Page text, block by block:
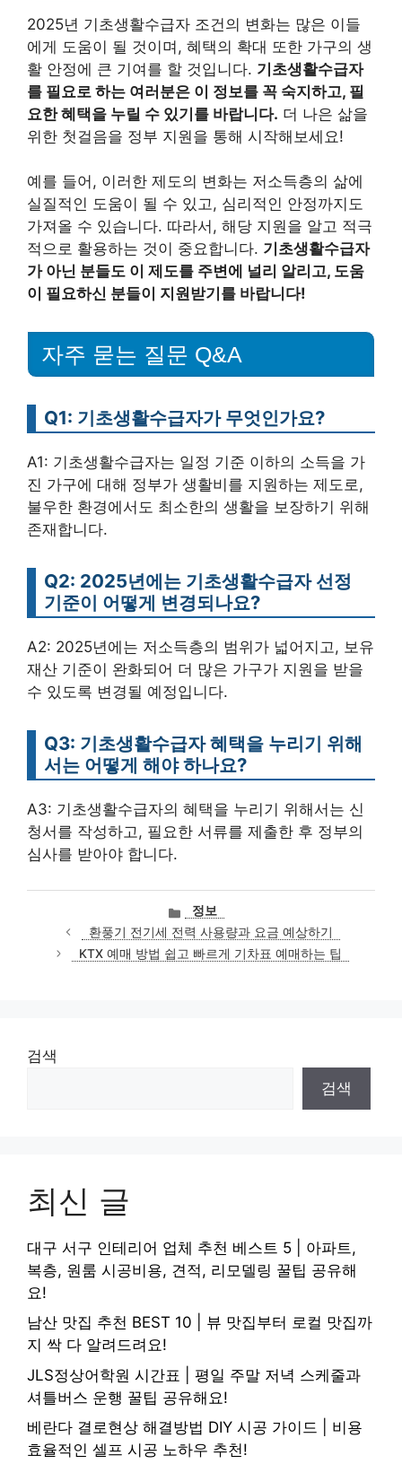
2025년 기초생활수급자 조건의 변화는 많은 이들
에게 도움이 될 것이며, 혜택의 확대 또한 가구의 생
활 안정에 큰 기여를 할 것입니다. 기초생활수급자
를 필요로 하는 여러분은 이 정보를 꼭 숙지하고, 필
요한 혜택을 누릴 수 있기를 바랍니다. 더 나은 삶을
위한 첫걸음을 정부 지원을 통해 시작해보세요!
예를 들어, 이러한 제도의 변화는 저소득층의 삶에
실질적인 도움이 될 수 있고, 심리적인 안정까지도
가져올 수 있습니다. 따라서, 해당 지원을 알고 적극
적으로 활용하는 것이 중요합니다. 기초생활수급자
가 아닌 분들도 이 제도를 주변에 널리 알리고, 도움
이 필요하신 분들이 지원받기를 바랍니다!
자주 묻는 질문 Q&A
Q1: 기초생활수급자가 무엇인가요?
A1: 기초생활수급자는 일정 기준 이하의 소득을 가
진 가구에 대해 정부가 생활비를 지원하는 제도로,
불우한 환경에서도 최소한의 생활을 보장하기 위해
존재합니다.
Q2: 2025년에는 기초생활수급자 선정
기준이 어떻게 변경되나요?
A2: 2025년에는 저소득층의 범위가 넓어지고, 보유
재산 기준이 완화되어 더 많은 가구가 지원을 받을
수 있도록 변경될 예정입니다.
Q3: 기초생활수급자 혜택을 누리기 위해
서는 어떻게 해야 하나요?
A3: 기초생활수급자의 혜택을 누리기 위해서는 신
청서를 작성하고, 필요한 서류를 제출한 후 정부의
심사를 받아야 합니다.
카
테
고
리
정보
환풍기 전기세 전력 사용량과 요금 예상하기
KTX 예매 방법 쉽고 빠르게 기차표 예매하는 팁
검색
검색
최신 글
대구 서구 인테리어 업체 추천 베스트 5 | 아파트,
복층, 원룸 시공비용, 견적, 리모델링 꿀팁 공유해
요!
남산 맛집 추천 BEST 10 | 뷰 맛집부터 로컬 맛집까
지 싹 다 알려드려요!
JLS정상어학원 시간표 | 평일 주말 저녁 스케줄과
셔틀버스 운행 꿀팁 공유해요!
베란다 결로현상 해결방법 DIY 시공 가이드 | 비용
효율적인 셀프 시공 노하우 추천!